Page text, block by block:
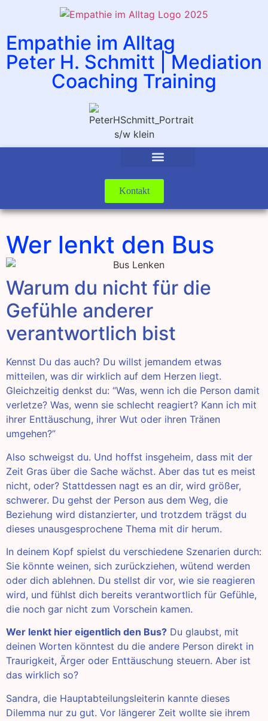
Empathie im Alltag
Peter H. Schmitt | Mediation
Coaching Training
Kontakt
Wer lenkt den Bus
Warum du nicht für die
Gefühle anderer
verantwortlich bist
Kennst Du das auch? Du willst jemandem etwas
mitteilen, was dir wirklich auf dem Herzen liegt.
Gleichzeitig denkst du: “Was, wenn ich die Person damit
verletze? Was, wenn sie schlecht reagiert? Kann ich mit
ihrer Enttäuschung, ihrer Wut oder ihren Tränen
umgehen?”
Also schweigst du. Und hoffst insgeheim, dass mit der
Zeit Gras über die Sache wächst. Aber das tut es meist
nicht, oder? Stattdessen nagt es an dir, wird größer,
schwerer. Du gehst der Person aus dem Weg, die
Beziehung wird distanzierter, und trotzdem trägst du
dieses unausgesprochene Thema mit dir herum.
In deinem Kopf spielst du verschiedene Szenarien durch:
Sie könnte weinen, sich zurückziehen, wütend werden
oder dich ablehnen. Du stellst dir vor, wie sie reagieren
wird, und fühlst dich bereits verantwortlich für Gefühle,
die noch gar nicht zum Vorschein kamen.
Wer lenkt hier eigentlich den Bus? Du glaubst, mit
deinen Worten könntest du die andere Person direkt in
Traurigkeit, Ärger oder Enttäuschung steuern. Aber ist
das wirklich so?
Sandra, die Hauptabteilungsleiterin kannte dieses
Dilemma nur zu gut. Vor längerer Zeit wollte sie ihrem